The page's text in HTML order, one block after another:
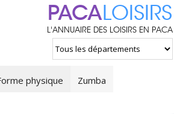
PACALOISIRS
L'ANNUAIRE DES LOISIRS EN PACA
physique Zumba